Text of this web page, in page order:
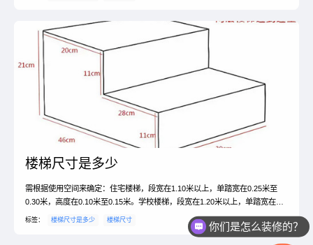
楼梯尺寸是多少
需根据使用空间来确定：住宅楼梯，段宽在1.10米以上，单踏宽在0.25米至
0.30米，高度在0.10米至0.15米。学校楼梯，段宽在1.20米以上，单踏宽在
0.22米至0.30米，高度在0.16米至0.21米。办公室楼梯，段宽在1.40米以上，
单踏宽在0.26米至0.30米，高度在0.15米至0.18米。
标签： 楼梯尺寸是多少 楼梯尺寸
你们是怎么装修的？